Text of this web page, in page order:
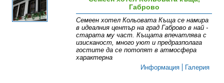
Габрово
Семеен хотел Кольовата Къща се намира
в идеалния център на град Габрово в най -
старата му част. Къщата впечатлява с
изисканост, много уют и предразполага
гостите да се потопят в атмосфера
характерна
Информация
Галерия